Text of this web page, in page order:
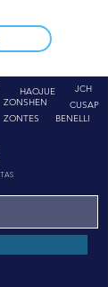
HAOJUE
JCH
ZONSHEN
ZONTES
CUSAP
BENELLI